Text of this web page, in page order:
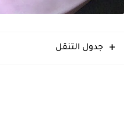
جدول التنقل